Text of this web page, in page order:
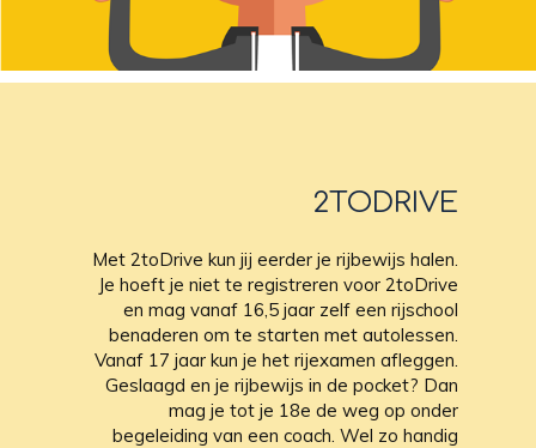
2TODRIVE
Met 2toDrive kun jij eerder je rijbewijs halen.
Je hoeft je niet te registreren voor 2toDrive
en mag vanaf 16,5 jaar zelf een rijschool
benaderen om te starten met autolessen.
Vanaf 17 jaar kun je het rijexamen afleggen.
Geslaagd en je rijbewijs in de pocket? Dan
mag je tot je 18e de weg op onder
begeleiding van een coach. Wel zo handig